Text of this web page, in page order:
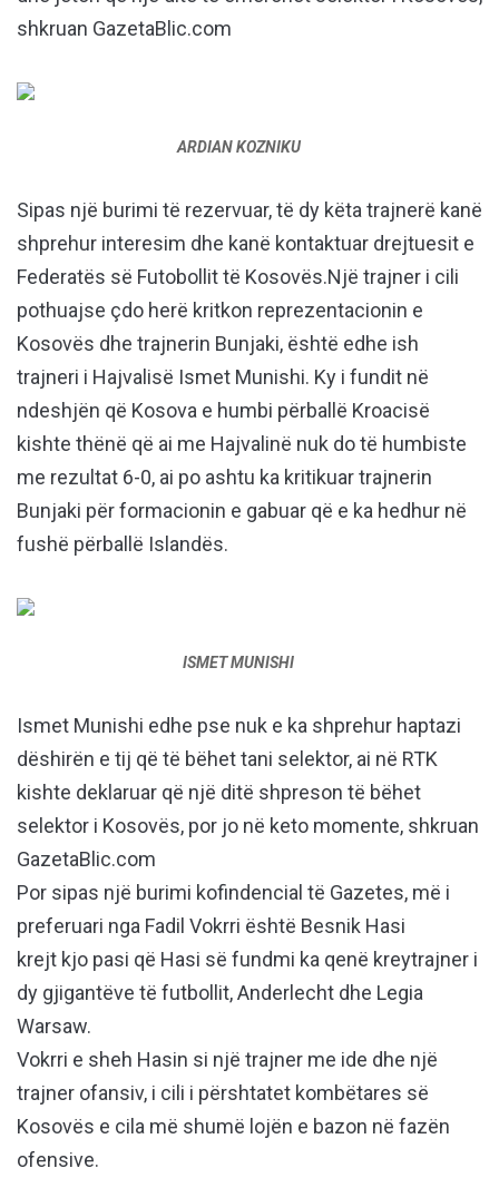
shkruan GazetaBlic.com
ARDIAN KOZNIKU
Sipas një burimi të rezervuar, të dy këta trajnerë kanë
shprehur interesim dhe kanë kontaktuar drejtuesit e
Federatës së Futobollit të Kosovës.Një trajner i cili
pothuajse çdo herë kritkon reprezentacionin e
Kosovës dhe trajnerin Bunjaki, është edhe ish
trajneri i Hajvalisë Ismet Munishi. Ky i fundit në
ndeshjën që Kosova e humbi përballë Kroacisë
kishte thënë që ai me Hajvalinë nuk do të humbiste
me rezultat 6-0, ai po ashtu ka kritikuar trajnerin
Bunjaki për formacionin e gabuar që e ka hedhur në
fushë përballë Islandës.
ISMET MUNISHI
Ismet Munishi edhe pse nuk e ka shprehur haptazi
dëshirën e tij që të bëhet tani selektor, ai në RTK
kishte deklaruar që një ditë shpreson të bëhet
selektor i Kosovës, por jo në keto momente, shkruan
GazetaBlic.com
Por sipas një burimi kofindencial të Gazetes, më i
preferuari nga Fadil Vokrri është Besnik Hasi
krejt kjo pasi që Hasi së fundmi ka qenë kreytrajner i
dy gjigantëve të futbollit, Anderlecht dhe Legia
Warsaw.
Vokrri e sheh Hasin si një trajner me ide dhe një
trajner ofansiv, i cili i përshtatet kombëtares së
Kosovës e cila më shumë lojën e bazon në fazën
ofensive.